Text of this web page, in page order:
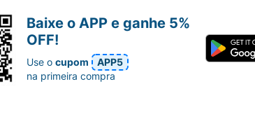
pelos dentistas.
da sua escova elétrica.
Baixe o APP e ganhe 5%
OFF!
Use ocupom
APP5
na primeira compra